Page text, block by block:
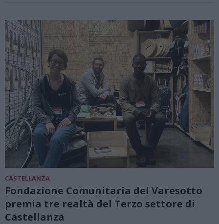
CASTELLANZA
Fondazione Comunitaria del Varesotto
premia tre realtà del Terzo settore di
Castellanza